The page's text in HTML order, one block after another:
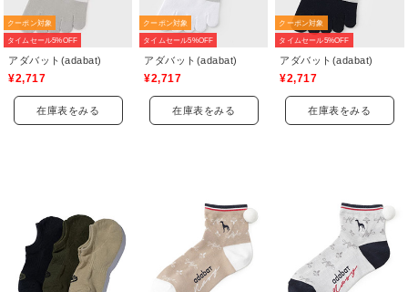
クーポン対象
タイムセール5%OFF
アダバット(adabat)
¥2,717
在庫表をみる
クーポン対象
タイムセール5%OFF
アダバット(adabat)
¥2,717
在庫表をみる
クーポン対象
タイムセール5%OFF
アダバット(adabat)
¥2,717
在庫表をみる